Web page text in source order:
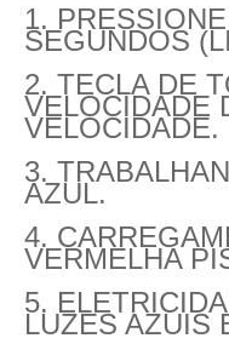
1.
SEGUNDOS
2. TECLA DE
VELOCIDADE
VELOCIDADE.
3.
AZUL.
4.
VERMELHA
5.
LUZES AZUIS